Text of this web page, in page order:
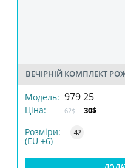
ВЕЧІРНІЙ КОМПЛЕКТ
Модель: 979 25
Ціна: 62$
30$
Розміри:
(EU +6)
42
РОЗМІР
КІЛЬКІСТЬ